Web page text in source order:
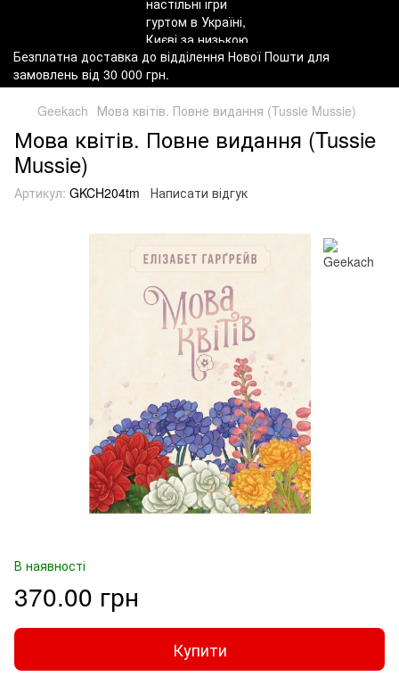
Безплатна доставка до відділення Нової Пошти для
замовлень від 30 000 грн.
Geekach Мова квітів. Повне видання (Tussie Mussie)
Мова квітів. Повне видання (Tussie
Mussie)
Артикул: GKCH204tm Написати відгук
В наявності
370.00 грн
Купити